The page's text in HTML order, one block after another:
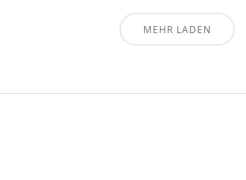
MEHR LADEN